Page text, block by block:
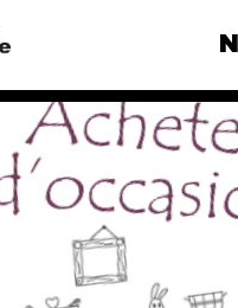
Nos
Total, rendez-
tribunal
Gaz « naturel
enfumage